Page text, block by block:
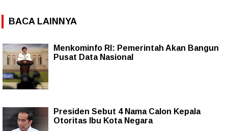
BACA LAINNYA
Menkominfo RI: Pemerintah Akan Bangun
Pusat Data Nasional
Presiden Sebut 4 Nama Calon Kepala
Otoritas Ibu Kota Negara